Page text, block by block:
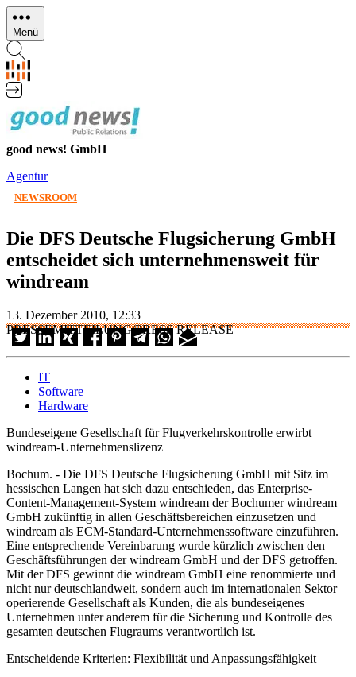
Direkt
zum
Inhalt
Menü
good news! GmbH
Agentur
NEWSROOM
Die DFS Deutsche Flugsicherung GmbH
entscheidet sich unternehmensweit für
windream
13. Dezember 2010, 12:33
PRESSEMITTEILUNG/PRESS RELEASE
IT
Software
Hardware
Bundeseigene Gesellschaft für Flugverkehrskontrolle erwirbt
windream-Unternehmenslizenz
Bochum. - Die DFS Deutsche Flugsicherung GmbH mit Sitz im
hessischen Langen hat sich dazu entschieden, das Enterprise-
Content-Management-System windream der Bochumer windream
GmbH zukünftig in allen Geschäftsbereichen einzusetzen und
windream als ECM-Standard-Unternehmenssoftware einzuführen.
Eine entsprechende Vereinbarung wurde kürzlich zwischen den
Geschäftsführungen der windream GmbH und der DFS getroffen.
Mit der DFS gewinnt die windream GmbH eine renommierte und
nicht nur deutschlandweit, sondern auch im internationalen Sektor
operierende Gesellschaft als Kunden, die als bundeseigenes
Unternehmen unter anderem für die Sicherung und Kontrolle des
gesamten deutschen Flugraums verantwortlich ist.
Entscheidende Kriterien: Flexibilität und Anpassungsfähigkeit